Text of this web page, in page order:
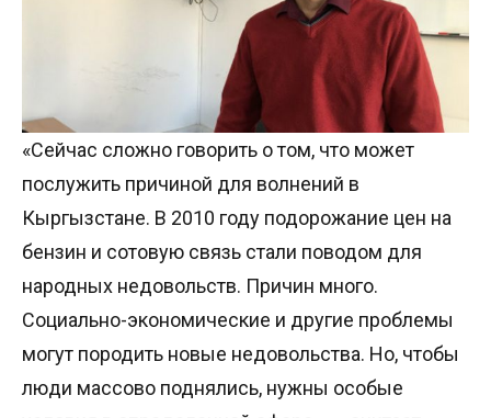
«Сейчас сложно говорить о том, что может
послужить причиной для волнений в
Кыргызстане. В 2010 году подорожание цен на
бензин и сотовую связь стали поводом для
народных недовольств. Причин много.
Социально-экономические и другие проблемы
могут породить новые недовольства. Но, чтобы
люди массово поднялись, нужны особые